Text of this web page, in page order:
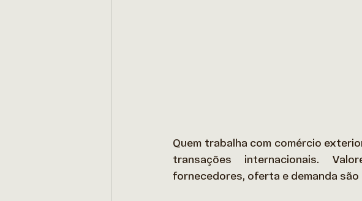
Quem trabalha com comércio
transações internacionais.
fornecedores, oferta e demanda são